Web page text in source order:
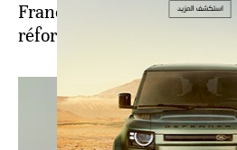
Franc CFA: la directrice du
réforme annoncée par